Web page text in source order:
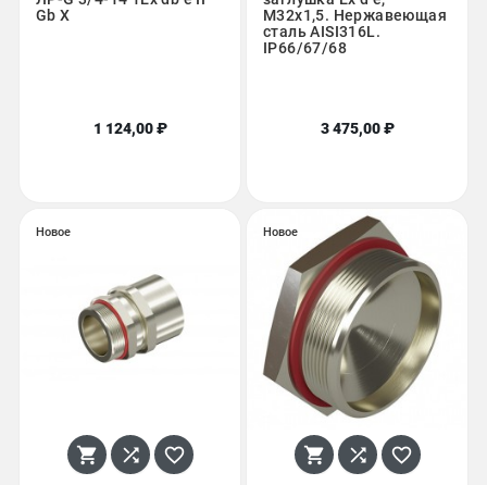
Gb X
1 124,00 ₽
М32x1,5. Нержавеющая
сталь AISI316L.
IP66/67/68
3 475,00 ₽
Новое
  
Новое
  